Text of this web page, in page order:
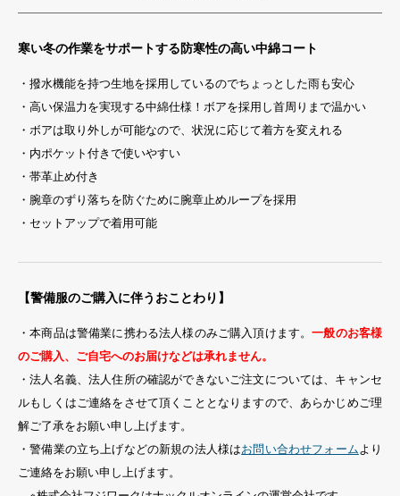
寒い冬の作業をサポートする防寒性の高い中綿コート
・撥水機能を持つ生地を採用しているのでちょっとした雨も安心
・高い保温力を実現する中綿仕様！ボアを採用し首周りまで温かい
・ボアは取り外しが可能なので、状況に応じて着方を変えれる
・内ポケット付きで使いやすい
・帯革止め付き
・腕章のずり落ちを防ぐために腕章止めループを採用
・セットアップで着用可能
【警備服のご購入に伴うおことわり】
・本商品は警備業に携わる法人様のみご購入頂けます。一般のお客様
のご購入、ご自宅へのお届けなどは承れません。
・法人名義、法人住所の確認ができないご注文については、キャンセ
ルもしくはご連絡をさせて頂くこととなりますので、あらかじめご理
解ご了承をお願い申し上げます。
・警備業の立ち上げなどの新規の法人様はお問い合わせフォーム より
ご連絡をお願い申し上げます。